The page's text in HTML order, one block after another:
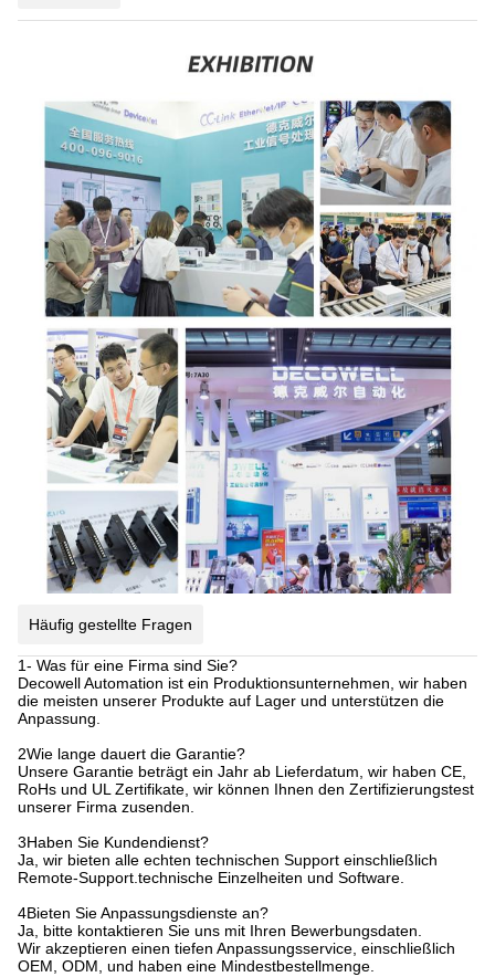
Häufig gestellte Fragen
1- Was für eine Firma sind Sie?
Decowell Automation ist ein Produktionsunternehmen, wir haben
die meisten unserer Produkte auf Lager und unterstützen die
Anpassung.
2Wie lange dauert die Garantie?
Unsere Garantie beträgt ein Jahr ab Lieferdatum, wir haben CE,
RoHs und UL Zertifikate, wir können Ihnen den Zertifizierungstest
unserer Firma zusenden.
3Haben Sie Kundendienst?
Ja, wir bieten alle echten technischen Support einschließlich
Remote-Support.technische Einzelheiten und Software.
4Bieten Sie Anpassungsdienste an?
Ja, bitte kontaktieren Sie uns mit Ihren Bewerbungsdaten.
Wir akzeptieren einen tiefen Anpassungsservice, einschließlich
OEM, ODM, und haben eine Mindestbestellmenge.